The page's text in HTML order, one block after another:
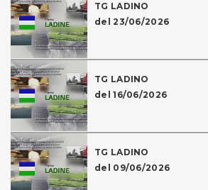
TG LADINO
del 23/06/2026
TG LADINO
del 16/06/2026
TG LADINO
del 09/06/2026